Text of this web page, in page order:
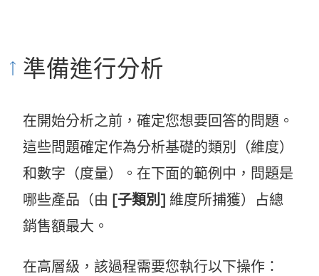
準備進行分析
在開始分析之前，確定您想要回答的問題。
這些問題確定作為分析基礎的類別（維度）
和數字（度量）。在下面的範例中，問題是
哪些產品（由 [子類別] 維度所捕獲）占總
銷售額最大。
在高層級，該過程需要您執行以下操作：